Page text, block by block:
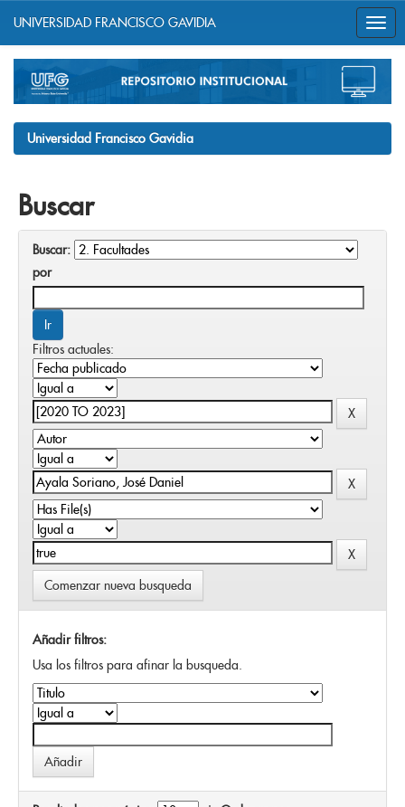
navigation
UNIVERSIDAD FRANCISCO GAVIDIA
Universidad Francisco Gavidia
Buscar
Buscar:
por
Filtros actuales:
Comenzar nueva busqueda
Añadir filtros:
Usa los filtros para afinar la busqueda.